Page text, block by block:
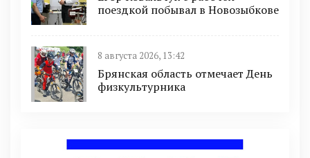
поездкой побывал в Новозыбкове
8 августа 2026, 13:42
Брянская область отмечает День
физкультурника